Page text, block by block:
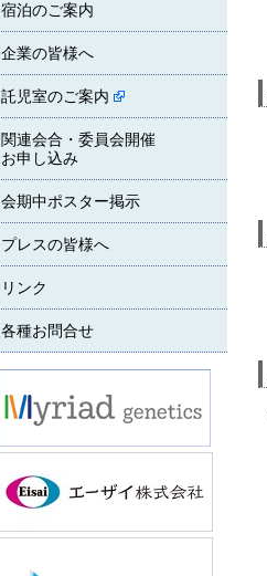
宿泊のご案内
企業の皆様へ
託児室のご案内
関連会合・委員会開催
お申し込み
会期中ポスター掲示
プレスの皆様へ
リンク
各種お問合せ